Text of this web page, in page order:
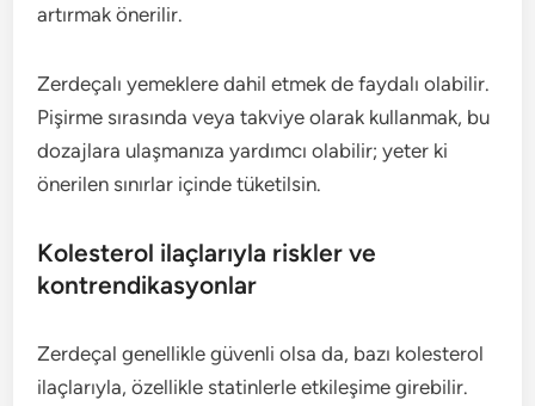
artırmak önerilir.
Zerdeçalı yemeklere dahil etmek de faydalı olabilir.
Pişirme sırasında veya takviye olarak kullanmak, bu
dozajlara ulaşmanıza yardımcı olabilir; yeter ki
önerilen sınırlar içinde tüketilsin.
Kolesterol ilaçlarıyla riskler ve
kontrendikasyonlar
Zerdeçal genellikle güvenli olsa da, bazı kolesterol
ilaçlarıyla, özellikle statinlerle etkileşime girebilir.